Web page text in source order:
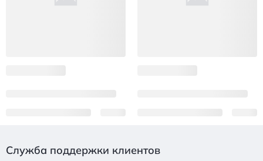
Служба поддержки клиентов